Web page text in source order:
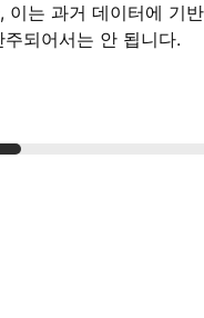
이는 과거 데이터에 기
되어서는 안 됩니다.